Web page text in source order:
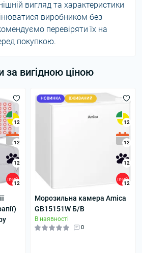
вигляд та характеристики
виробником без
перевіряти їх на
покупкою.
за вигідною ціною
12
12
12
12
НОВИНКА ВЖИВАНИЙ
12
12
12
12
Морозильна камера Amica
GB15151W Б/В
В наявності
0